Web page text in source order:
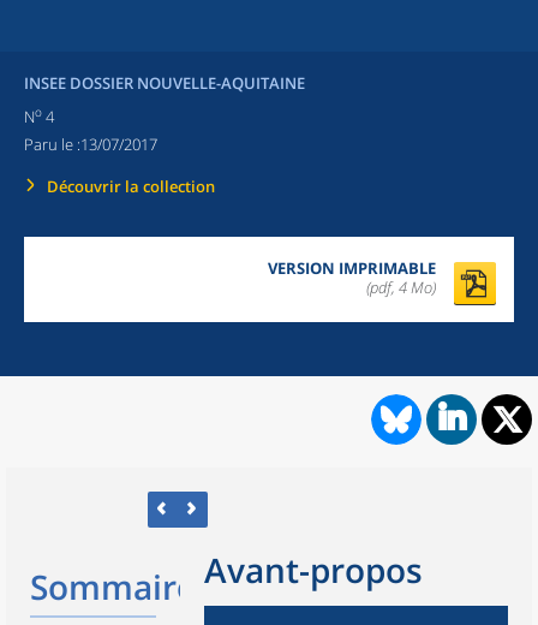
INSEE DOSSIER NOUVELLE-AQUITAINE
No 4
Paru le :13/07/2017
Découvrir la collection
VERSION IMPRIMABLE
(pdf, 4 Mo)
Sommaire Avant-propos